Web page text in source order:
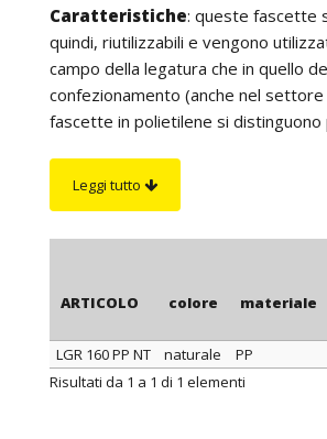
Caratteristiche: queste fascette
quindi, riutilizzabili e vengono
campo della legatura che in quello
confezionamento (anche nel
fascette in polietilene si distinguono
poliammide si distinguono per la
una maggiore resistenza ai prodotti
indicate per l’utilizzo all’aperto
possono essere fornite in colore blu
Leggi tutto
ARTICOLO colore materiale
ARTICOLO colore materiale
LGR 160 PP NT naturale PP
Risultati da 1 a 1 di 1 elementi